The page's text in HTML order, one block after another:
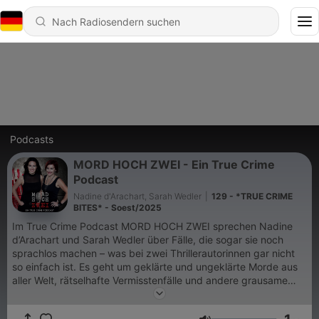
Podcasts
MORD HOCH ZWEI - Ein True Crime
Podcast
Nadine d'Arachart, Sarah Wedler
129 - *TRUE CRIME
BITES* - Soest/2025
Im True Crime Podcast MORD HOCH ZWEI sprechen Nadine
d’Arachart und Sarah Wedler über Fälle, die sogar sie noch
sprachlos machen – was bei zwei Thrillerautorinnen gar nicht
so einfach ist. Es geht um geklärte und ungeklärte Morde aus
aller Welt, rätselhafte Vermisstenfälle und andere grausame
Verbrechen. Hierbei soll nicht nur den Tätern, sondern vor allem